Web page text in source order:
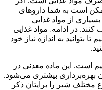
است به شما داروهای
بسیاری از مواد غذایی
در ادامه، مواد غذایی
بتوانید به اندازه نیاز خود
است. این ماده معدنی در
بهره‌برداری بیشتری می‌شود.
مختلف شیر را برایتان ذکر